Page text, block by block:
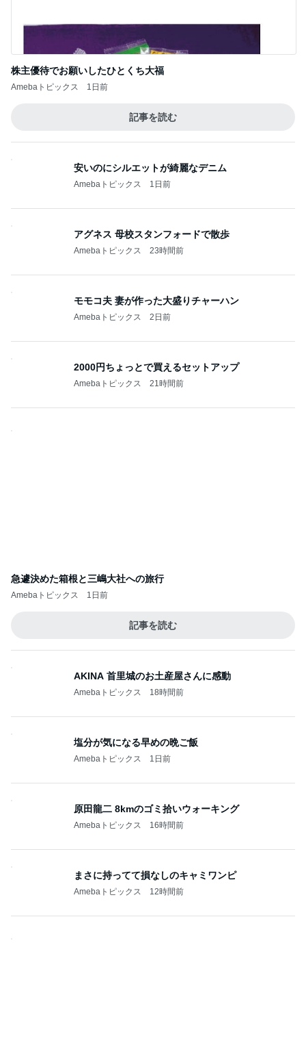
株主優待でお願いしたひとくち大福
Amebaトピックス 1日前
記事を読む
安いのにシルエットが綺麗なデニム
Amebaトピックス 1日前
アグネス 母校スタンフォードで散歩
Amebaトピックス 23時間前
モモコ夫 妻が作った大盛りチャーハン
Amebaトピックス 2日前
2000円ちょっとで買えるセットアップ
Amebaトピックス 21時間前
急遽決めた箱根と三嶋大社への旅行
Amebaトピックス 1日前
記事を読む
AKINA 首里城のお土産屋さんに感動
Amebaトピックス 18時間前
塩分が気になる早めの晩ご飯
Amebaトピックス 1日前
原田龍二 8kmのゴミ拾いウォーキング
Amebaトピックス 16時間前
まさに持ってて損なしのキャミワンピ
Amebaトピックス 12時間前